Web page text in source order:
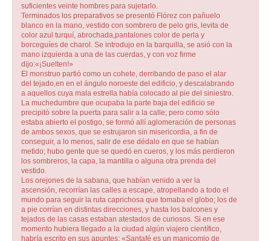
suficientes veinte hombres para sujetarlo.
Terminados los preparativos se presentó Flórez con pañuelo
blanco en la mano, vestido con sombrero de pelo gris, levita de
color azul turquí, abrochada,pantalones color de perla y
borceguíes de charol. Se introdujo en la barquilla, se asió con la
mano izquierda a una de las cuerdas, y con voz firme
dijo:«¡Suelten!»
El monstruo partió como un cohete, derribando de paso el alar
del tejado,en en el ángulo noroeste del edificio, y descalabrando
a aquellos cuya mala estrella había colocado al pie del siniestro.
La muchedumbre que ocupaba la parte baja del edificio se
precipitó sobre la puerta para salir a la calle; pero como sólo
estaba abierto el postigo, se formó allí aglomeración de personas
de ambos sexos, que se estrujaron sin misericordia, a fin de
conseguir, a lo menos, salir de ese dédalo en que se habían
metido; hubo gente que se quedó en cueros, y los más perdieron
los sombreros, la capa, la mantilla o alguna otra prenda del
vestido.
Los orejones de la sabana, que habían venido a ver la
ascensión, recorrían las calles a escape, atropellando a todo el
mundo para seguir la ruta caprichosa que tomaba el globo; los de
a pie corrían en distintas direcciones, y hasta los balcones y
tejados de las casas estaban atestados de curiosos. Si en ese
momento hubiera llegado a la ciudad algún viajero científico,
habría escrito en sus apuntes: «Santafé es un manicomio de